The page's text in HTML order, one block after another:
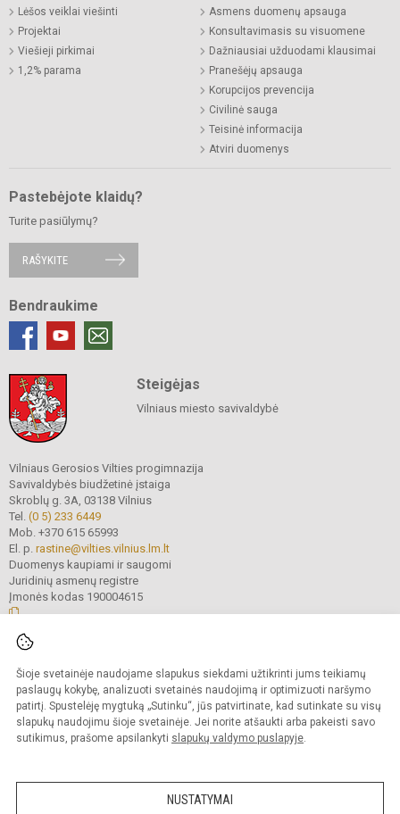
Šioje svetainėje naudojame slapukus siekdami užtikrinti jums teikiamų
paslaugų kokybę, analizuoti svetainės naudojimą ir optimizuoti naršymo
patirtį. Spustelėję mygtuką „Sutinku“, jūs patvirtinate, kad sutinkate su visų
slapukų naudojimu šioje svetainėje. Jei norite atšaukti arba pakeisti savo
sutikimus, prašome apsilankyti slapukų valdymo puslapyje.
NUSTATYMAI
Lėšos veiklai viešinti
Projektai
Viešieji pirkimai
1,2% parama
Asmens duomenų apsauga
Konsultavimasis su visuomene
Dažniausiai užduodami klausimai
Pranešėjų apsauga
Korupcijos prevencija
Civilinė sauga
Teisinė informacija
Atviri duomenys
Pastebėjote klaidų?
Turite pasiūlymų?
RAŠYKITE
Bendraukime
Steigėjas
Vilniaus miesto savivaldybė
Vilniaus Gerosios Vilties progimnazija
Savivaldybės biudžetinė įstaiga
Skroblų g. 3A, 03138 Vilnius
Tel. (0 5) 233 6449
Mob. +370 615 65993
El. p. rastine@vilties.vilnius.lm.lt
Duomenys kaupiami ir saugomi
Juridinių asmenų registre
Įmonės kodas 190004615
Kopijuoti turinį be raštiško progimnazijos administracijos sutikimo griežtai
draudžiama.
Prieinamumo paraiška Slapukų valdymas
Sumanus būdas atnaujinti